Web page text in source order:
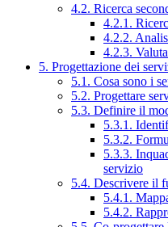
4.2. Ricerca
4.2.1.
4.2.2.
4.2.3.
5. Progettazione dei
5.1. Cosa sono i
5.2. Progettare
5.3. Definire il
5.3.1.
5.3.2.
5.3.3.
servizio
5.4. Descrivere il
5.4.1.
5.4.2.